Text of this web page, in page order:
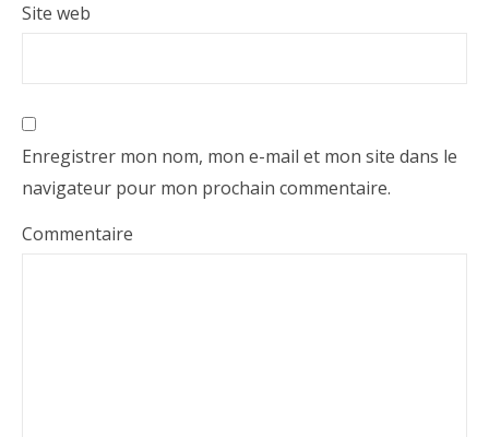
Site web
Enregistrer mon nom, mon e-mail et mon site dans le
navigateur pour mon prochain commentaire.
Commentaire